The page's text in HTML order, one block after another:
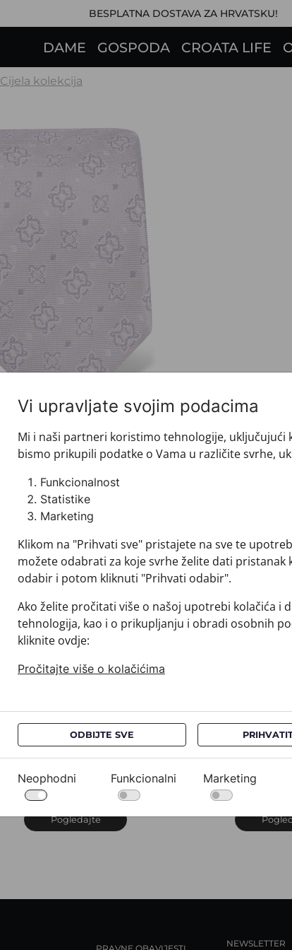
BESPLATNA DOSTAVA ZA HRVATSKU!
DAME GOSPODA CROATA LIFE
Cijela kolekcija
Kravata CROATA
AuHRum
010102-000012
532,00 €
Pogledajte
Kravata
AuHRum
010102-
NEWSLETTER
Vi upravljate svojim podacima
Mi i naši partneri koristimo tehnologije, uključujući
bismo prikupili podatke o Vama u različite svrhe,
Funkcionalnost
Statistike
Marketing
Klikom na "Prihvati sve" pristajete na sve te
možete odabrati za koje svrhe želite dati pristanak
odabir i potom kliknuti "Prihvati odabir".
Ako želite pročitati više o našoj upotrebi kolačića i
tehnologija, kao i o prikupljanju i obradi osobnih
kliknite ovdje:
Pročitajte više o kolačićima
ODBIJTE SVE
Neophodni Funkcionalni Marketing